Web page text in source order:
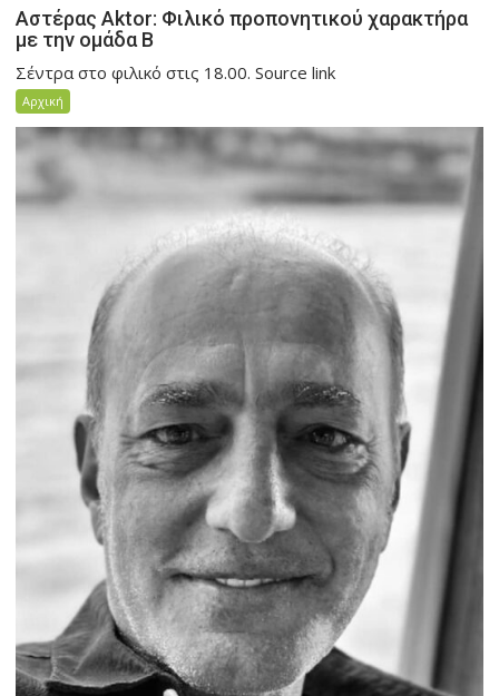
Αστέρας Aktor: Φιλικό προπονητικού χαρακτήρα
με την ομάδα Β
Σέντρα στο φιλικό στις 18.00. Source link
Αρχική